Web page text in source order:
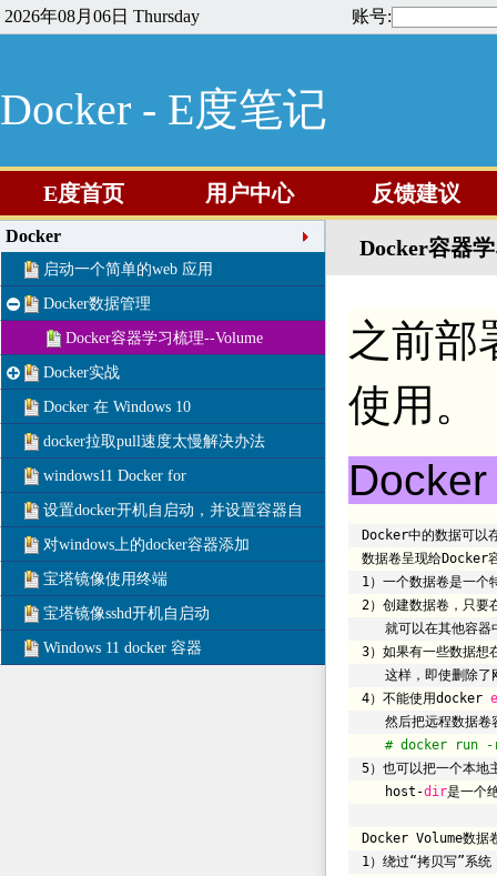
2026年08月06日 Thursday 账号:
Docker - E度笔记
E度首页 用户中心 反馈建议
Docker
启动一个简单的web 应用
Docker数据管理
Docker容器学习梳理--Volume
Docker实战
Docker 在 Windows 10
docker拉取pull速度太慢解决办法
windows11 Docker for
设置docker开机自启动，并设置容器自
对windows上的docker容器添加
宝塔镜像使用终端
宝塔镜像sshd开机自启动
Windows 11 docker 容器
Docker容器
之前部
使用。
Docker中的数据可以
数据卷呈现给Docker
1）一个数据卷是一个
2）创建数据卷，只
就可以在其他容
3）如果有一些数据想
这样，即使删除了
4）不能使用docker
然后把远程数据卷
# docker run -
5）也可以把一个本
host-dir是一个
Docker Volume数据
1）绕过“拷贝写”系统